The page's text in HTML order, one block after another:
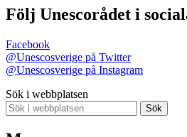
Följ Unescorådet i
Facebook
@Unescosverige på Twitter
@Unescosverige på Instagram
Sök i webbplatsen
Sök